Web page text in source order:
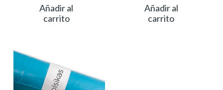
Añadir al
carrito
Añadir al
carrito